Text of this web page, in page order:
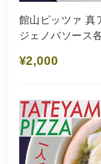
館山ピッツァ 真
ジェノバソース
¥2,000